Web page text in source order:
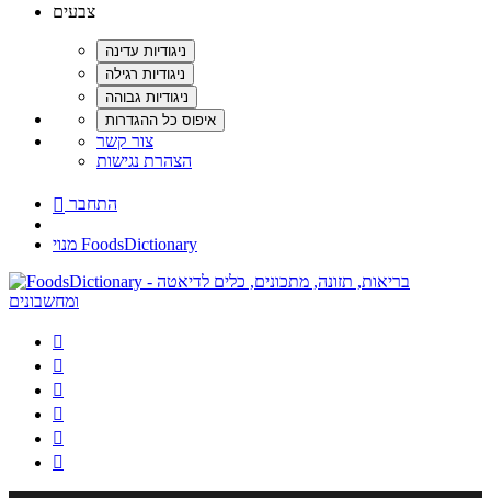
צבעים
צור קשר
הצהרת נגישות
 התחבר
מנוי FoodsDictionary





